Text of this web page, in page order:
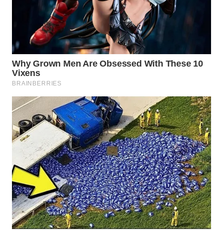
LABUANBAJO
WN
BORNEO
Media
Group
WAHANA
NEWS
WAHANA
TANI
WAHANA
ADVOKAT